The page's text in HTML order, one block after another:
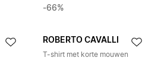
-66%
ROBERTO CAVALLI
T-shirt met korte mouwen